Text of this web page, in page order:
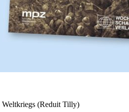
Weltkriegs (Reduit Tilly)